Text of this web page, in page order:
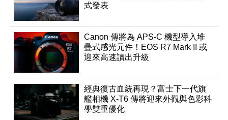
式發表
Canon 傳將為 APS-C 機型導入堆
疊式感光元件！EOS R7 Mark II 或
迎來高速讀出升級
經典復古血統再現？富士下一代旗
艦相機 X-T6 傳將迎來外觀與色彩科
學雙重優化